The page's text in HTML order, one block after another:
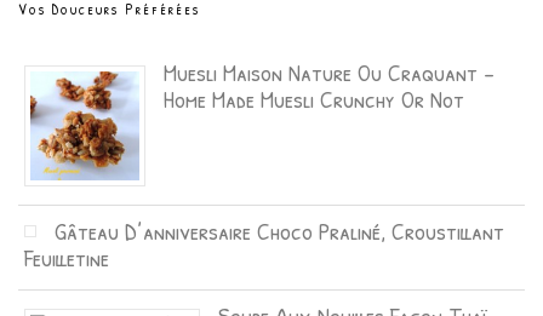
Vos Douceurs Préférées
Muesli Maison Nature Ou Craquant –
Home Made Muesli Crunchy Or Not
Gâteau D’anniversaire Choco Praliné, Croustillant
Feuilletine